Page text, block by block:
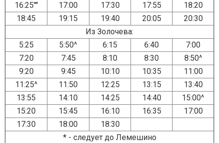
16:25""
17:00 17:30 17:55
18:20
18:45
19:15 19:40 20:05
20:30
Из Золочева:
5:25
5:50^ 6:15 6:40
7:00
7:20
7:45 8:10 8:30
8:50^
9:20
9:45 10:10 10:35
11:00
11:25^
11:50 12:25 13:15
13:40
13:55
14:10 14:25 14:40
15:00^
15:20
15:45 16:10 16:35
17:00
17:30
18:00
18:30
* - следует до Лемешино